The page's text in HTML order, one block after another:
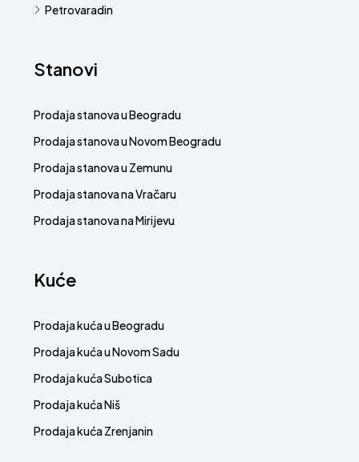
Petrovaradin
Stanovi
Prodaja stanova u Beogradu
Prodaja stanova u Novom Beogradu
Prodaja stanova u Zemunu
Prodaja stanova na Vračaru
Prodaja stanova na Mirijevu
Kuće
Prodaja kuća u Beogradu
Prodaja kuća u Novom Sadu
Prodaja kuća Subotica
Prodaja kuća Niš
Prodaja kuća Zrenjanin